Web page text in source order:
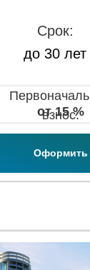
Срок:
до 30 лет
Оформить
взнос:
от 15 %